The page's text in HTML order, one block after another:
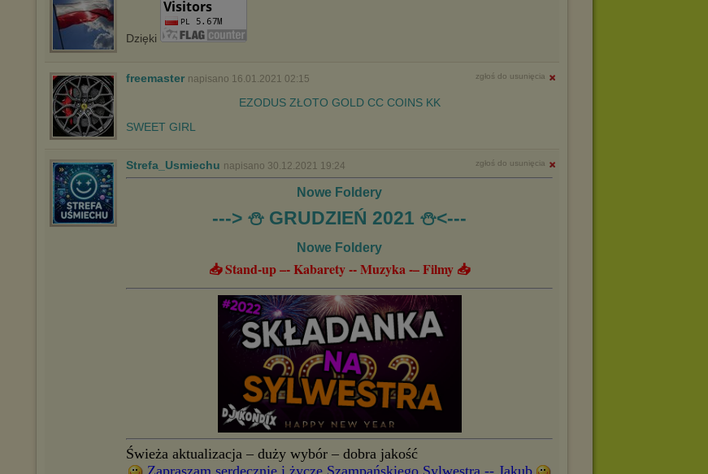
sposób uniemożliwiający przechowywanie plików cookies na
urządzeniu końcowym. Można również usunąć pliki cookies,
dokonując odpowiednich zmian w ustawieniach przeglądarki
http://chomikuj.pl/PolitykaPrywatnosci.aspx.
Dzięki
freemaster napisano 16.01.2021 02:15 zgłoś do usunięcia
EZODUS ZŁOTO GOLD CC COINS KK
SWEET GIRL
Strefa_Usmiechu napisano 30.12.2021 19:24 zgłoś do usunięcia
Nowe Foldery
---> ⛄️ GRUDZIEŃ 2021 ⛄️<---
Nowe Foldery
📥 Stand-up –- Kabarety -- Muzyka -– Filmy 📥
Świeża aktualizacja – duży wybór – dobra jakość
Zapraszam serdecznie i życzę Szampańskiego Sylwestra -- Jakub